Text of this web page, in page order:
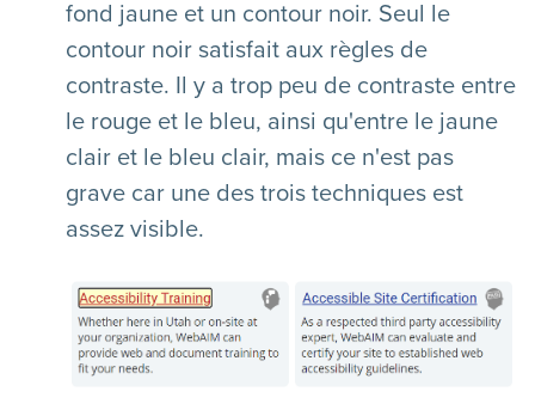
fond jaune et un contour noir. Seul le
contour noir satisfait aux règles de
contraste. Il y a trop peu de contraste entre
le rouge et le bleu, ainsi qu'entre le jaune
clair et le bleu clair, mais ce n'est pas
grave car une des trois techniques est
assez visible.